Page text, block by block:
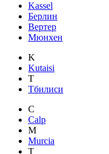
Kassel
Берлин
Вертер
Мюнхен
K
Kutaisi
Т
Тбилиси
C
Calp
M
Murcia
T